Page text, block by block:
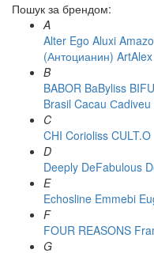
Пошук за брендом:
A
Alter Ego Aluxi
(Антоцианин) ArtAlex
B
BABOR BaByliss
Brasil Cacau Сadiveu
C
CHI Corioliss CULT.O
D
Deeply DeFabulous
E
Echosline Emmebi
F
FOUR REASONS
G